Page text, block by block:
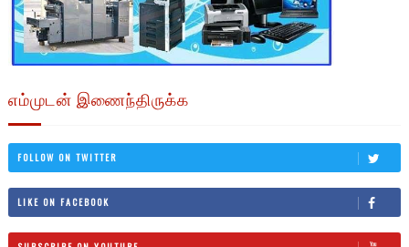
எம்முடன் இணைந்திருக்க
FOLLOW ON TWITTER
LIKE ON FACEBOOK